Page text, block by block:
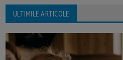
ULTIMILE ARTICOLE